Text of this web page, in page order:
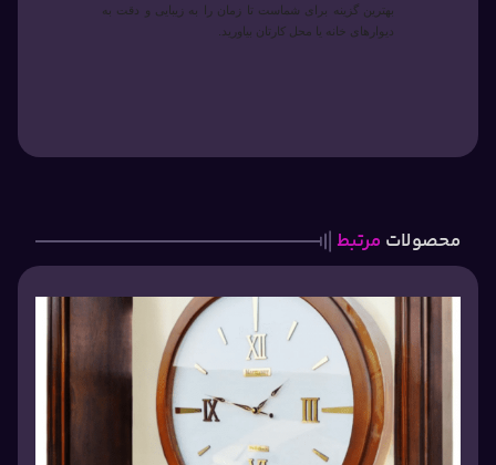
بهترین گزینه برای شماست تا زمان را به زیبایی و دقت به
دیوارهای خانه یا محل کارتان بیاورید.
محصولات مرتبط